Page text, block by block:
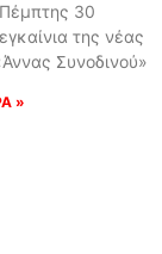
30
της νέας
Συνοδινού»
»